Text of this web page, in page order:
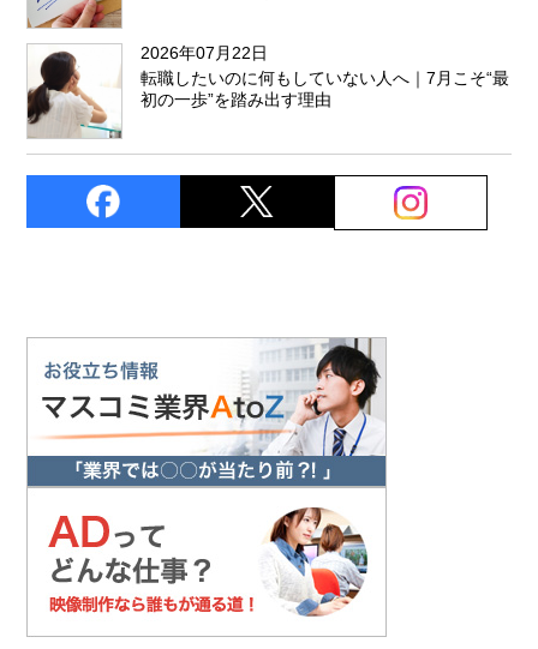
2026年07月22日
転職したいのに何もしていない人へ｜7月こそ“最
初の一歩”を踏み出す理由